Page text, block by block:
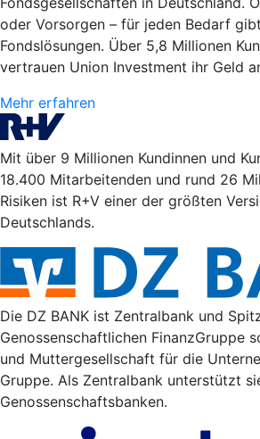
oder Vorsorgen – für jeden Bedarf
Fondslösungen. Über 5,8 Millionen
vertrauen Union Investment ihr Geld
Mehr erfahren
Mit über 9 Millionen Kundinnen und
18.400 Mitarbeitenden und rund 26
Risiken ist R+V einer der größten
Deutschlands.
Die DZ BANK ist Zentralbank und
Genossenschaftlichen FinanzGruppe
und Muttergesellschaft für die
Gruppe. Als Zentralbank unterstützt
Genossenschaftsbanken.